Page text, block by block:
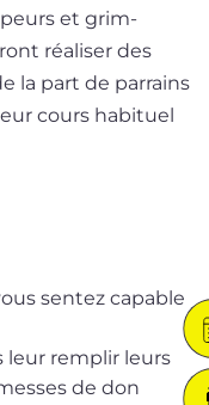
et grim­
réa­li­ser des
la part de par­rains
cours habi­tuel
sen­tez capable
leur rem­plir leurs
de don